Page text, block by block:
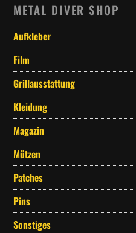
METAL DIVER SHOP
Aufkleber
Film
Grillausstattung
Kleidung
Magazin
Mützen
Patches
Pins
Sonstiges